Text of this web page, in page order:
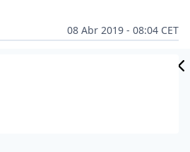
08 Abr 2019 - 08:04 CET